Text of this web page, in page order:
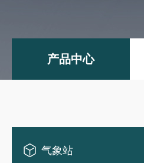
产品中心
气象站